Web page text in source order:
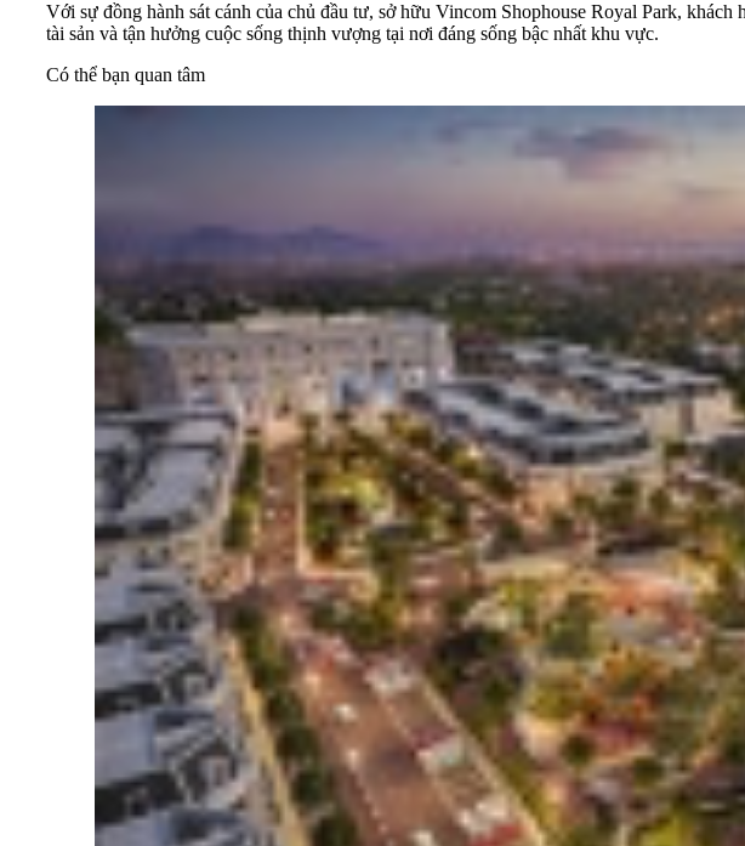
Với sự đồng hành sát cánh của chủ đầu tư, sở hữu Vincom Shophouse Royal Park,
tài sản và tận hưởng cuộc sống thịnh vượng tại nơi đáng sống bậc nhất khu vực.
Có thể bạn quan tâm